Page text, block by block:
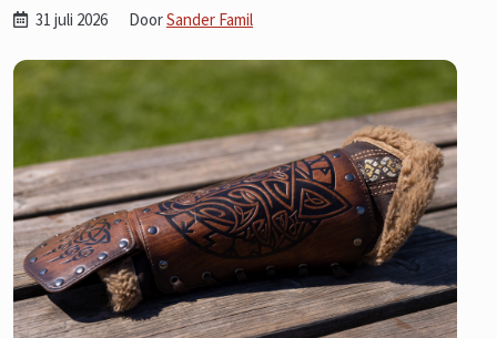
31 juli 2026 DoorSander Famil